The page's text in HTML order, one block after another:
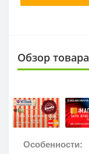
Обзор товара
Особенности: